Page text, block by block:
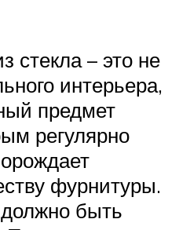
стекла – это не
интерьера,
предмет
регулярно
фурнитуры.
быть